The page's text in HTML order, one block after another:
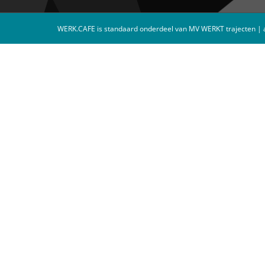
WERK.CAFE is standaard onderdeel van MV WERKTtrajecten |